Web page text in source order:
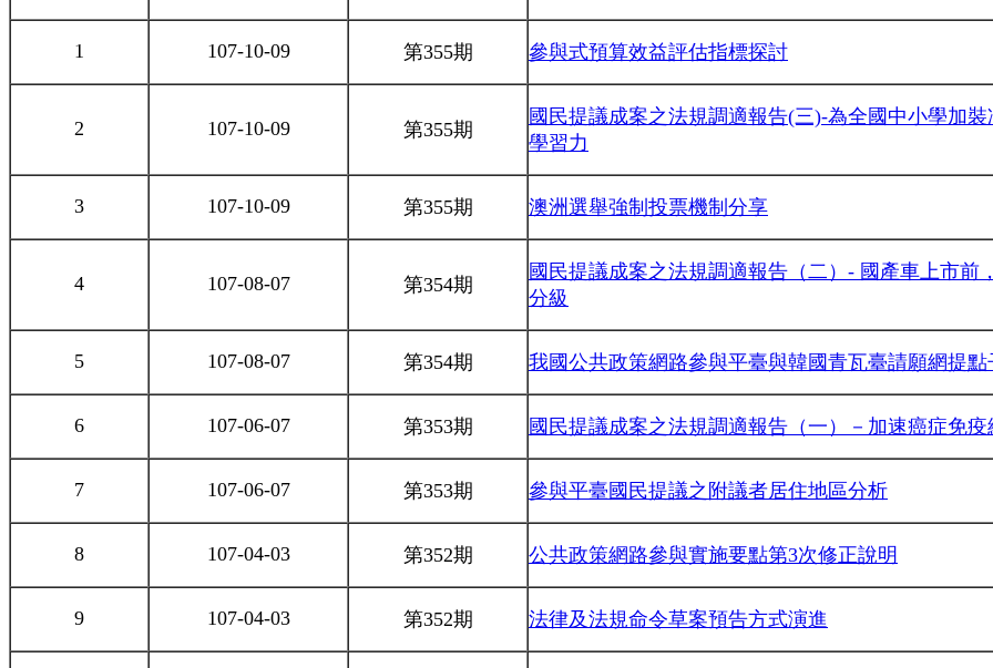
1 107-10-09 第355期 參與式預算效益評估指標探討
2 107-10-09 第355期
國民提議成案之法規調適報告(三)-為全國中小學加
學習力
3 107-10-09 第355期 澳洲選舉強制投票機制分享
4 107-08-07 第354期
國民提議成案之法規調適報告（二）- 國產車上市
分級
5 107-08-07 第354期 我國公共政策網路參與平臺與韓國青瓦臺請願網提
6 107-06-07 第353期 國民提議成案之法規調適報告（一）－加速癌症免
7 107-06-07 第353期 參與平臺國民提議之附議者居住地區分析
8 107-04-03 第352期 公共政策網路參與實施要點第3次修正說明
9 107-04-03 第352期 法律及法規命令草案預告方式演進